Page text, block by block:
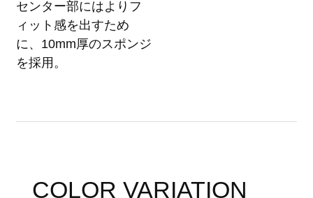
センター部にはよりフ
ィット感を出すため
に、10mm厚のスポンジ
を採用。
COLOR VARIATION